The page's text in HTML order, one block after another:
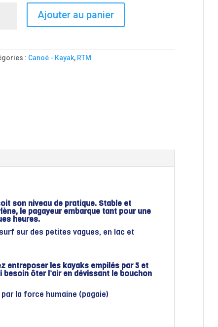
Ajouter au panier
: Canoë - Kayak, RTM
son niveau de pratique. Stable et
le pagayeur embarque tant pour une
heures.
sur des petites vagues, en lac et
entreposer les kayaks empilés par 5 et
ôter l’air en dévissant le bouchon
la force humaine (pagaie)